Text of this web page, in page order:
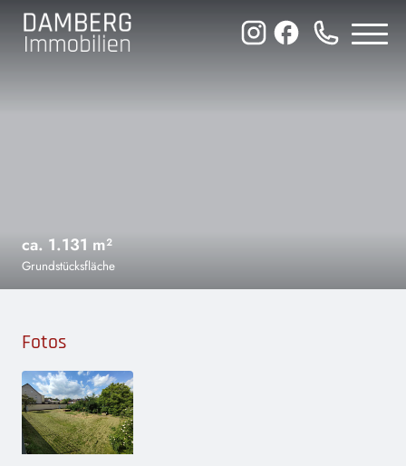
DAMBERG
Immobilien
Inhalt
ca. 1.131 m²
Grundstücksfläche
Fotos